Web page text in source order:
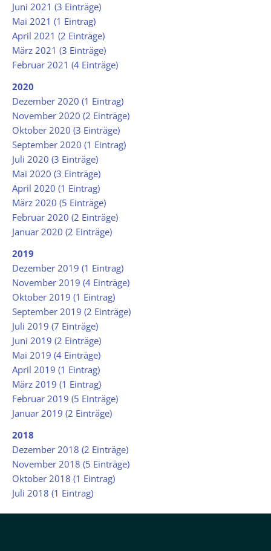
Juni 2021 (3 Einträge)
Mai 2021 (1 Eintrag)
April 2021 (2 Einträge)
März 2021 (3 Einträge)
Februar 2021 (4 Einträge)
2020
Dezember 2020 (1 Eintrag)
November 2020 (2 Einträge)
Oktober 2020 (3 Einträge)
September 2020 (1 Eintrag)
Juli 2020 (3 Einträge)
Mai 2020 (3 Einträge)
April 2020 (1 Eintrag)
März 2020 (5 Einträge)
Februar 2020 (2 Einträge)
Januar 2020 (2 Einträge)
2019
Dezember 2019 (1 Eintrag)
November 2019 (4 Einträge)
Oktober 2019 (1 Eintrag)
September 2019 (2 Einträge)
Juli 2019 (7 Einträge)
Juni 2019 (2 Einträge)
Mai 2019 (4 Einträge)
April 2019 (1 Eintrag)
März 2019 (1 Eintrag)
Februar 2019 (5 Einträge)
Januar 2019 (2 Einträge)
2018
Dezember 2018 (2 Einträge)
November 2018 (5 Einträge)
Oktober 2018 (1 Eintrag)
Juli 2018 (1 Eintrag)